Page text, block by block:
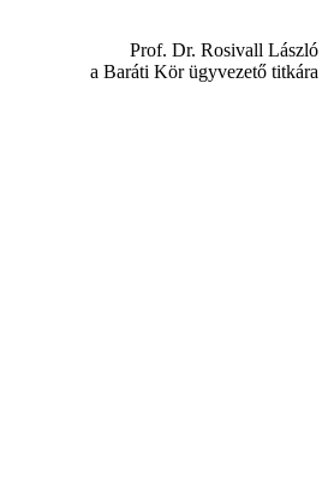
Prof. Dr. Rosivall László
a Baráti Kör ügyvezető titkára